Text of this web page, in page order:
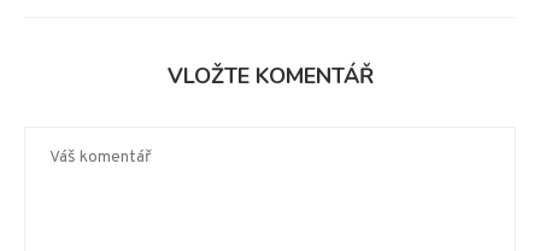
VLOŽTE KOMENTÁŘ